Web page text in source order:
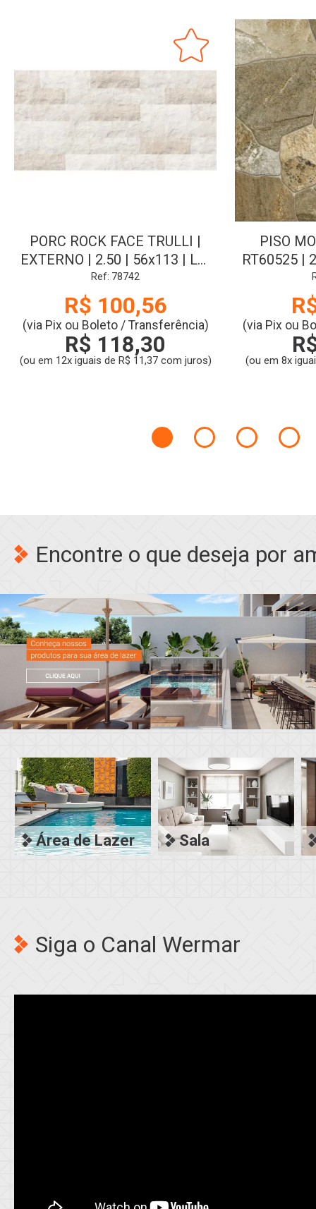
PORC ROCK FACE TRULLI |
EXTERNO | 2.50 | 56x113 | LF-
V2 | SAVANE
Ref: 78742
R$ 100,56
(via Pix ou Boleto / Transferência)
R$ 118,30
(ou em 12x iguais de R$ 11,37 com juros)
PISO
RT60525 |
LE-
(via Pix ou
(ou em 8x
Encontre o que deseja por
Área de Lazer Sala
Siga o Canal Wermar